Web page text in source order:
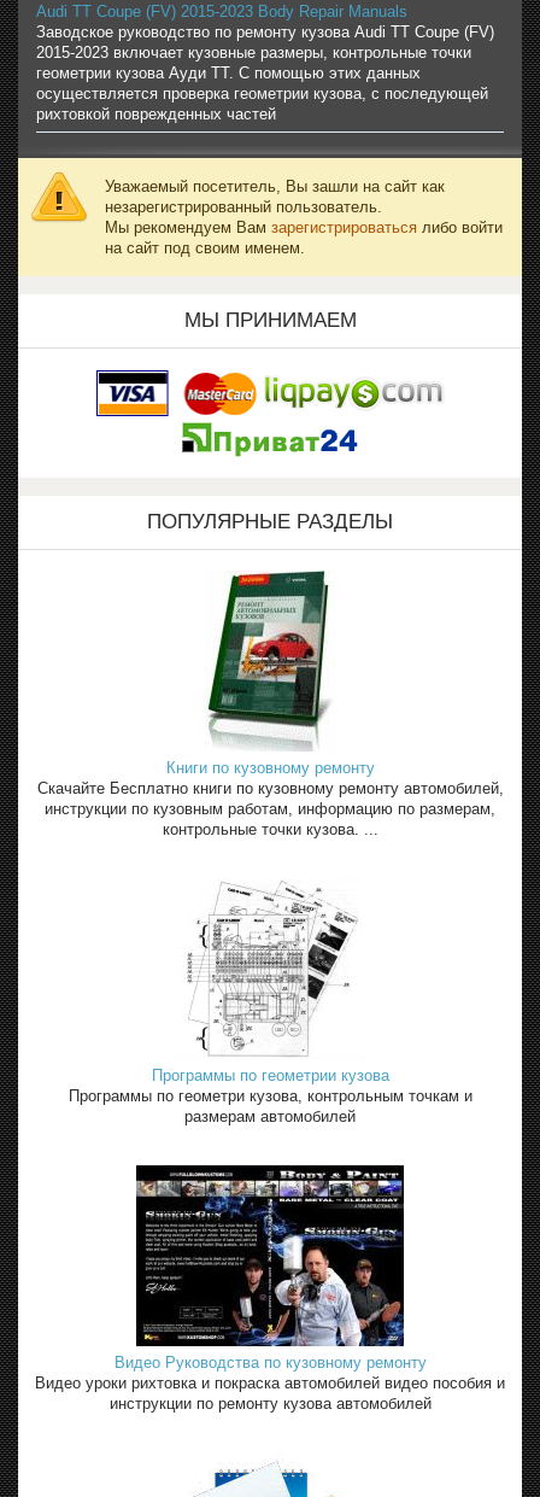
Audi TT Coupe (FV) 2015-2023 Body Repair Manuals
Заводское руководство по ремонту кузова Audi TT Coupe (FV)
2015-2023 включает кузовные размеры, контрольные точки
геометрии кузова Ауди ТТ. С помощью этих данных
осуществляется проверка геометрии кузова, с последующей
рихтовкой поврежденных частей
Уважаемый посетитель, Вы зашли на сайт как
незарегистрированный пользователь.
Мы рекомендуем Вам зарегистрироваться либо войти
на сайт под своим именем.
МЫ ПРИНИМАЕМ
ПОПУЛЯРНЫЕ РАЗДЕЛЫ
Книги по кузовному ремонту
Скачайте Бесплатно книги по кузовному ремонту автомобилей,
инструкции по кузовным работам, информацию по размерам,
контрольные точки кузова. ...
Программы по геометрии кузова
Программы по геометри кузова, контрольным точкам и
размерам автомобилей
Видео Руководства по кузовному ремонту
Видео уроки рихтовка и покраска автомобилей видео пособия и
инструкции по ремонту кузова автомобилей